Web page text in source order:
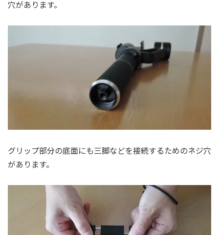
穴があります。
グリップ部分の底面にも三脚などを接続するためのネジ穴
があります。